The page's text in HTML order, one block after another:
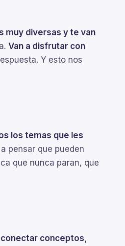
muy diversas y te van
Van a disfrutar con
Y esto nos
los temas que les
pensar que pueden
que nunca paran, que
conceptos,